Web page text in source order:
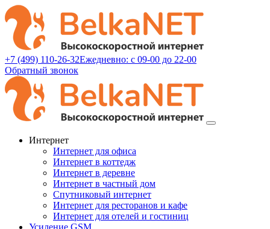
+7 (499) 110-26-32Ежедневно: с 09-00 до 22-00
Обратный звонок
Интернет
Интернет для офиса
Интернет в коттедж
Интернет в деревне
Интернет в частный дом
Спутниковый интернет
Интернет для ресторанов и кафе
Интернет для отелей и гостиниц
Усиление GSM